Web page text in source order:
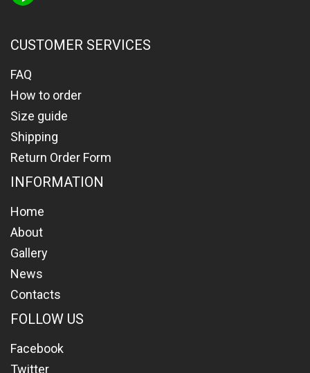
CUSTOMER SERVICES
FAQ
How to order
Size guide
Shipping
Return Order Form
INFORMATION
Home
About
Gallery
News
Contacts
FOLLOW US
Facebook
Twitter